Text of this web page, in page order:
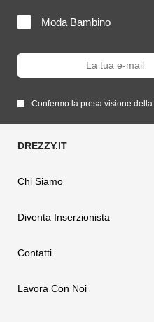
Moda Bambino
Confermo la presa visione della
Chi Siamo
Diventa Inserzionista
Contatti
Lavora Con Noi